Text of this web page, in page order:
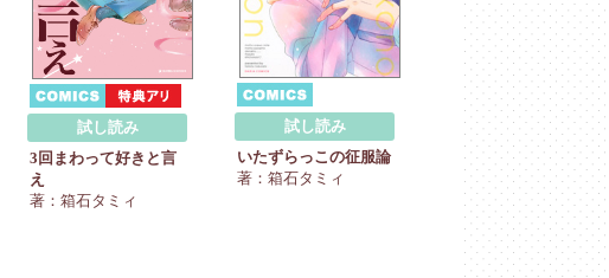
試し読み
3回まわって好きと言
え
著：箱石タミィ
試し読み
いたずらっこの征服論
著：箱石タミィ